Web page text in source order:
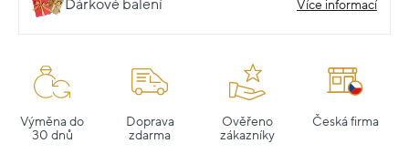
Dárkové balení Více informací
Výměna do
30 dnů
Doprava
zdarma
Ověřeno
zákazníky
Česká firma